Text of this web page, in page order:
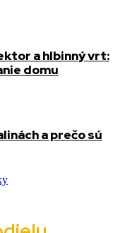
a hlbinný vrt:
domu
a prečo sú